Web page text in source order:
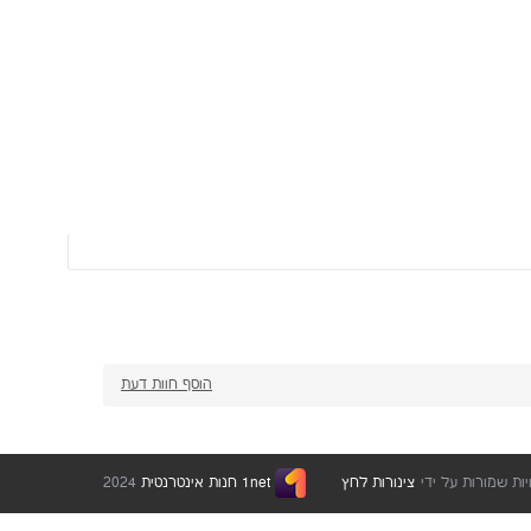
הוסף חוות דעת
1net חנות אינטרנטית 2024 שמורות על ידי צינורות לחץ